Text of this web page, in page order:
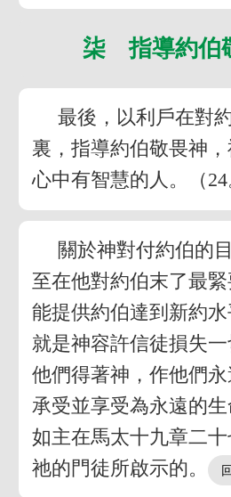
柒 指導約伯
最後，以利戶在對
裏，指導約伯敬畏神
心中有智慧的人。（24
關於神對付約伯的
至在他對約伯末了最
能提供約伯達到新約水
就是神容許信徒損失
他們得著神，作他們
承受並享受為永遠的生
如主在馬太十九章二
祂的門徒所啟示的。